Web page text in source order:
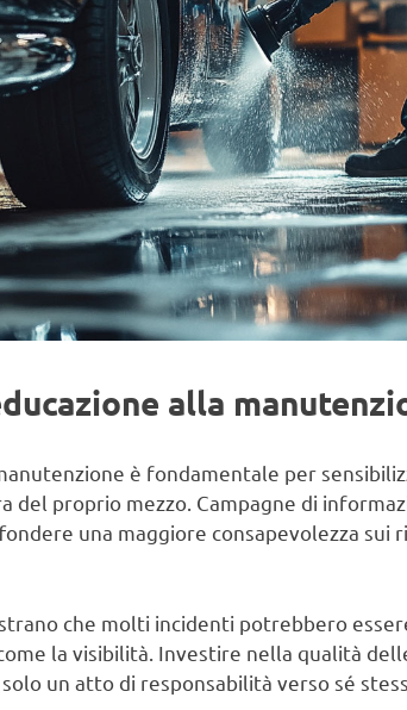
alla
è fondamentale per
del proprio mezzo. Campagne di
una maggiore consapevolezza sui
che molti incidenti potrebbero
la visibilità. Investire nella qualità
un atto di responsabilità verso sé